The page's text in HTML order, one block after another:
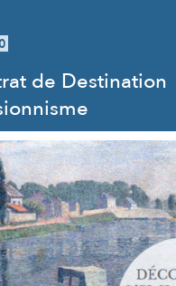
de Destination